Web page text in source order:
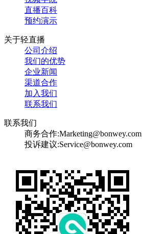
直播百科
预约演示
关于轻直播
公司介绍
我们的优势
企业新闻
渠道合作
加入我们
联系我们
联系我们
商务合作:Marketing@bonwey.com
投诉建议:Service@bonwey.com